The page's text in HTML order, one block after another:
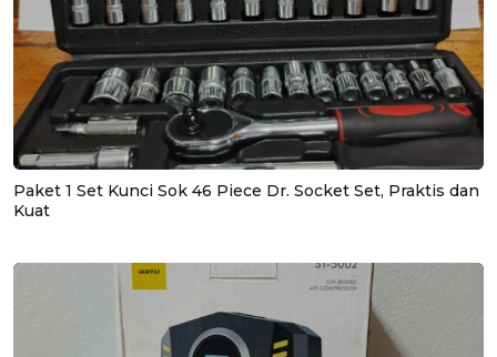
Paket 1 Set Kunci Sok 46 Piece Dr. Socket Set, Praktis dan
Kuat